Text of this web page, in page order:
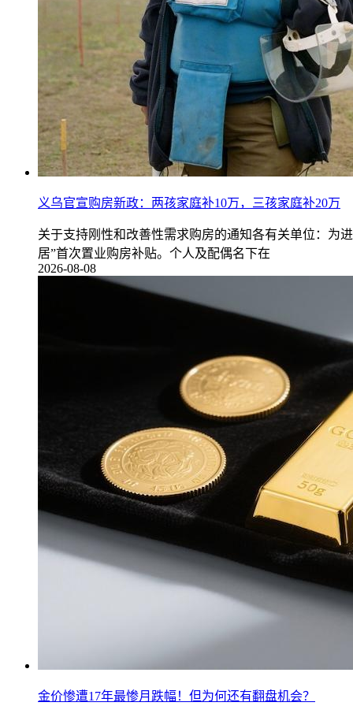
义乌官宣购房新政：两孩家庭补10万，三孩家庭补20万
关于支持刚性和改善性需求购房的通知各有关单位：为
居”首次置业购房补贴。个人及配偶名下在
2026-08-08
金价惨遭17年最惨月跌幅！但为何还有翻盘机会？